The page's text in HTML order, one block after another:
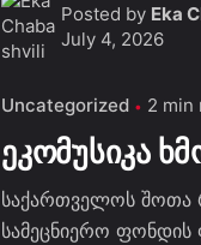
Posted by Eka
July 4, 2026
Uncategorized 2 min
ეკომუსიკა
საქართველოს შოთა
სამეცნიერო ფონდის